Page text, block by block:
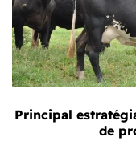
Principal
de